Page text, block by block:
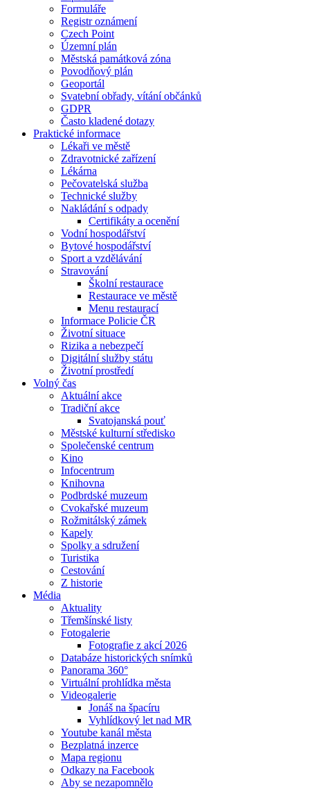
Formuláře
Registr oznámení
Czech Point
Územní plán
Městská památková zóna
Povodňový plán
Geoportál
Svatební obřady, vítání občánků
GDPR
Často kladené dotazy
Praktické informace
Lékaři ve městě
Zdravotnické zařízení
Lékárna
Pečovatelská služba
Technické služby
Nakládání s odpady
Certifikáty a ocenění
Vodní hospodářství
Bytové hospodářství
Sport a vzdělávání
Stravování
Školní restaurace
Restaurace ve městě
Menu restaurací
Informace Policie ČR
Životní situace
Rizika a nebezpečí
Digitální služby státu
Životní prostředí
Volný čas
Aktuální akce
Tradiční akce
Svatojanská pouť
Městské kulturní středisko
Společenské centrum
Kino
Infocentrum
Knihovna
Podbrdské muzeum
Cvokařské muzeum
Rožmitálský zámek
Kapely
Spolky a sdružení
Turistika
Cestování
Z historie
Média
Aktuality
Třemšínské listy
Fotogalerie
Fotografie z akcí 2026
Databáze historických snímků
Panorama 360°
Virtuální prohlídka města
Videogalerie
Jonáš na špacíru
Vyhlídkový let nad MR
Youtube kanál města
Bezplatná inzerce
Mapa regionu
Odkazy na Facebook
Aby se nezapomnělo